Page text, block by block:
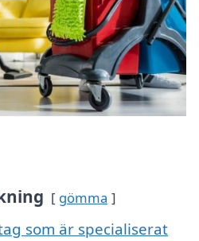
gömma
som är specialiserat